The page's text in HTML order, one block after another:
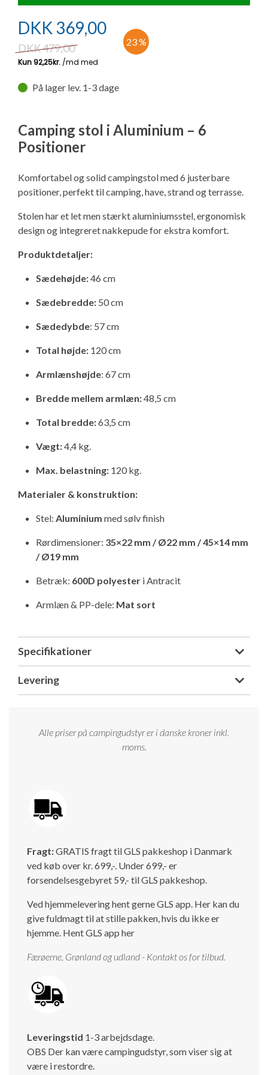
Adria Astella
Next
Hobby Prestige
Hobby Maxia
Ny campingvogn - godt at vide
Lille campingvogn
Vil du sælge din campingvogn?
Isabella Fortelte
Isabella Lufttelte
Isabella weekend- og vinterfortelte
Isabella Opstillingsvejledninger
Camping erhverv
Adria Coral
Adria Compact
Internet i campingvognen
Aircondition og klimaanlæg
Byvand - rindende vand i campingvognen
3 spændende ideer til campingvognen
GPS tracker til autocamper og campingvogn
GRØN Virksomhed
Tuxer måleskemaer
Sikker handel
Klagemuligheder
Handelsbetingelser - webshop
Cookie & Privatlivspolitik
Persondata
GPDR - Optagelse af foto og video
GPDR - KG Camping Kundeklub
DKK 369,00
DKK479,00 23 %
På lager lev. 1-3 dage
Camping stol i Aluminium – 6
Positioner
Komfortabel og solid campingstol med 6 justerbare
positioner, perfekt til camping, have, strand og terrasse.
Stolen har et let men stærkt aluminiumsstel, ergonomisk
design og integreret nakkepude for ekstra komfort.
Produktdetaljer:
Sædehøjde:46 cm
Sædebredde: 50 cm
Sædedybde: 57 cm
Total højde: 120 cm
Armlænshøjde: 67 cm
Bredde mellem armlæn:48,5 cm
Total bredde:63,5 cm
Vægt:4,4 kg.
Max. belastning: 120 kg.
Materialer & konstruktion:
Stel: Aluminium med sølv finish
Rørdimensioner: 35×22 mm / Ø22 mm / 45×14 mm
/ Ø19 mm
Betræk: 600D polyester i Antracit
Armlæn & PP-dele: Mat sort
Specifikationer
Levering
Alle priser på campingudstyr er i danske kroner inkl.
moms.
Fragt:GRATIS fragt til GLS pakkeshop i Danmark
ved køb over kr. 699,-. Under 699,- er
forsendelsesgebyret 59,- til GLS pakkeshop.
Ved hjemmelevering hent gerne GLS app. Her kan du
give fuldmagt til at stille pakken, hvis du ikke er
hjemme. Hent GLS app her
Færøerne, Grønland og udland - Kontakt os for tilbud.
Leveringstid 1-3 arbejdsdage.
OBS Der kan være campingudstyr, som viser sig at
være i restordre.